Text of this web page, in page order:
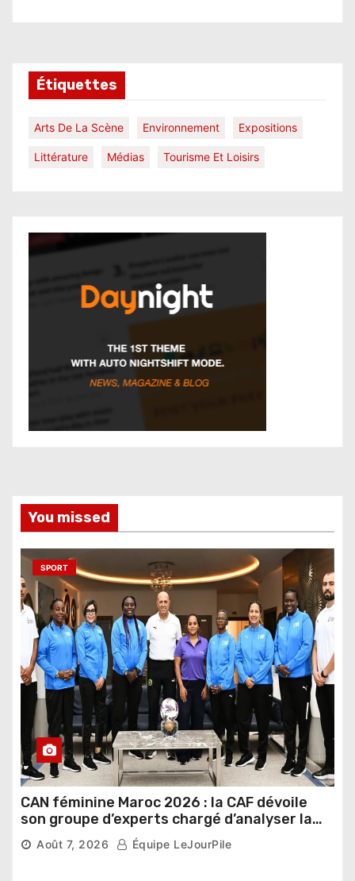
Étiquettes
Arts De La Scène Environnement Expositions
Littérature Médias Tourisme Et Loisirs
You missed
SPORT
CAN féminine Maroc 2026 : la CAF dévoile
son groupe d’experts chargé d’analyser la
compétition
Août 7, 2026 Équipe LeJourPile